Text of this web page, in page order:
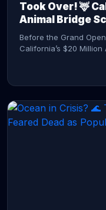
Took Over! 🦌
Animal Bridge
Before the Grand
California’s $20